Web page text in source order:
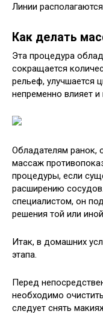
Линии
Как делать
Эта процедура
сокращается
рельеф, улучшается
непременно влияет и
Обладателям ранок,
массаж
процедуры, если
расширению
специалистом, он
решения той или
Итак, в домашних
этапа.
Перед
необходимо
следует снять